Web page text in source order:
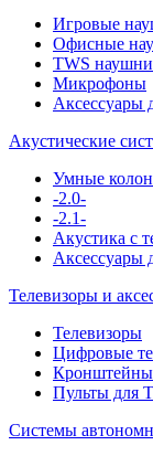
Игровые
Офисные
TWS
Микрофоны
Аксессуары
Акустические
Умные
-2.0-
-2.1-
Акустика с
Аксессуары
Телевизоры и
Телевизоры
Цифровые
Пульты для
Системы